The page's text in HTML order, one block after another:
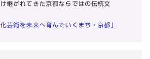
継がれてきた京都ならではの伝統文
芸術を未来へ育んでいくまち・京都」